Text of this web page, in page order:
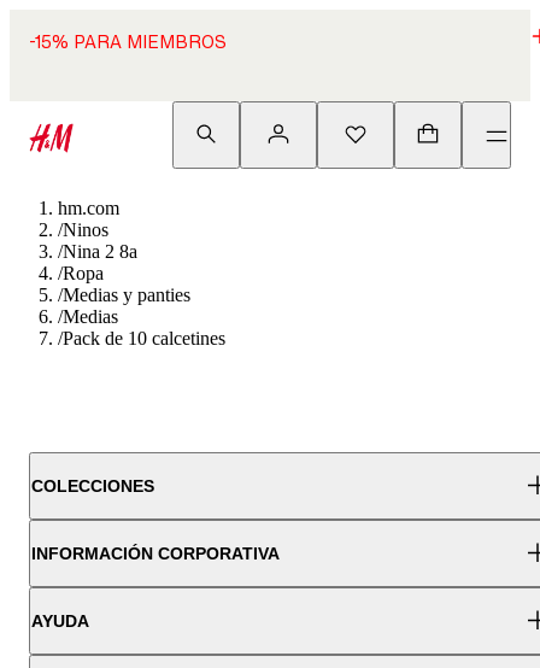
-15% PARA MIEMBROS
hm.com
/Ninos
/Nina 2 8a
/Ropa
/Medias y panties
/Medias
/Pack de 10 calcetines
COLECCIONES
INFORMACIÓN CORPORATIVA
AYUDA